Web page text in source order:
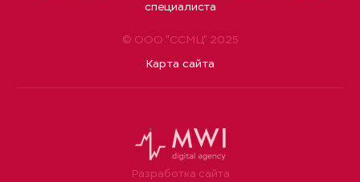
© ООО "ССМЦ" 2025
Карта сайта
специалиста
Разработка сайта